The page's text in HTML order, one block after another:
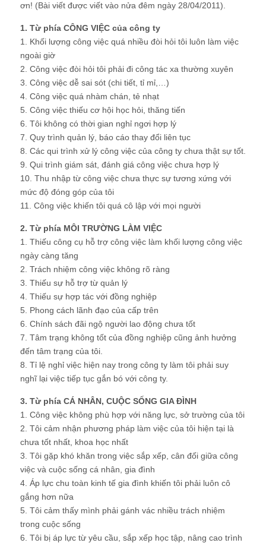
ơn! (Bài viết được viết vào nửa đêm ngày 28/04/2011).
1. Từ phía CÔNG VIỆC của công ty
1. Khối lượng công việc quá nhiều đòi hỏi tôi luôn làm việc
ngoài giờ
2. Công việc đòi hỏi tôi phải đi công tác xa thường xuyên
3. Công việc dễ sai sót (chi tiết, tỉ mỉ,…)
4. Công việc quá nhàm chán, tẻ nhạt
5. Công việc thiếu cơ hội học hỏi, thăng tiến
6. Tôi không có thời gian nghỉ ngơi hợp lý
7. Quy trình quản lý, báo cáo thay đổi liên tục
8. Các qui trình xử lý công việc của công ty chưa thật sự tốt.
9. Qui trình giám sát, đánh giá công việc chưa hợp lý
10. Thu nhập từ công việc chưa thực sự tương xứng với
mức độ đóng góp của tôi
11. Công việc khiến tôi quá cô lập với mọi người
2. Từ phía MÔI TRƯỜNG LÀM VIỆC
1. Thiếu công cụ hỗ trợ công việc làm khối lượng công việc
ngày càng tăng
2. Trách nhiệm công việc không rõ ràng
3. Thiếu sự hỗ trợ từ quản lý
4. Thiếu sự hợp tác với đồng nghiệp
5. Phong cách lãnh đạo của cấp trên
6. Chính sách đãi ngộ người lao động chưa tốt
7. Tâm trạng không tốt của đồng nghiệp cũng ảnh hưởng
đến tâm trạng của tôi.
8. Tỉ lệ nghỉ việc hiện nay trong công ty làm tôi phải suy
nghĩ lại việc tiếp tục gắn bó với công ty.
3. Từ phía CÁ NHÂN, CUỘC SỐNG GIA ĐÌNH
1. Công việc không phù hợp với năng lực, sở trường của tôi
2. Tôi cảm nhận phương pháp làm việc của tôi hiện tại là
chưa tốt nhất, khoa học nhất
3. Tôi gặp khó khăn trong việc sắp xếp, cân đối giữa công
việc và cuộc sống cá nhân, gia đình
4. Áp lực chu toàn kinh tế gia đình khiến tôi phải luôn cô
gắng hơn nữa
5. Tôi cảm thấy mình phải gánh vác nhiều trách nhiệm
trong cuộc sống
6. Tôi bị áp lực từ yêu cầu, sắp xếp học tập, nâng cao trình